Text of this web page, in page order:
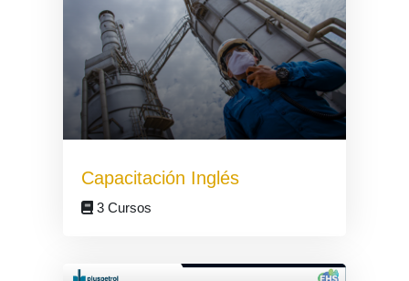
Capacitación Inglés
3 Cursos